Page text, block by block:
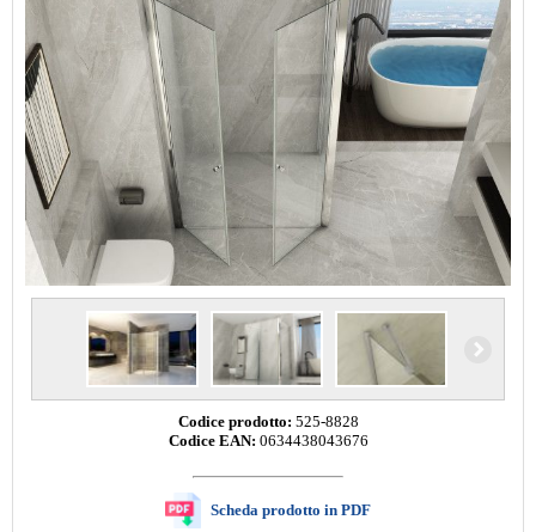
Codice prodotto: 525-8828
Codice EAN: 0634438043676
Scheda prodotto in PDF